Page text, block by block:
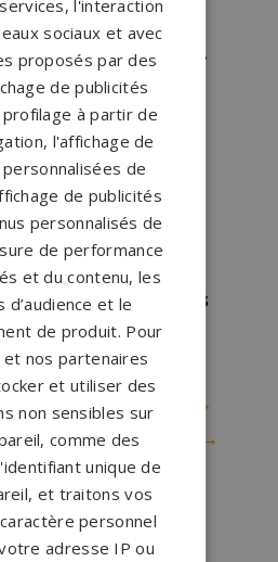
Phalempin
Quesnoy-sur-
→
Roncq
Roubaix
Saint Pol Sur
Mer→
Somain
St Amand Les
→
ST ANDRE
TOURCOING
→
Valenciennes
→
Villeneuve-
→
Wallers
l'interaction
sociaux et avec
proposés par des
de publicités
à partir de
l'affichage de
de
de publicités
personnalisés de
de performance
et du contenu, les
d’audience et le
de produit. Pour
et nos partenaires
et utiliser des
non sensibles sur
comme des
unique de
et traitons vos
personnel
adresse IP ou